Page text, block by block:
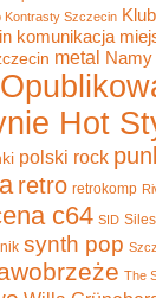
Kontrasty Szczecin Klub
komunikacja
metal Namy
Hot
polski rock
retro retrokomp
c64 SID
synth pop
The